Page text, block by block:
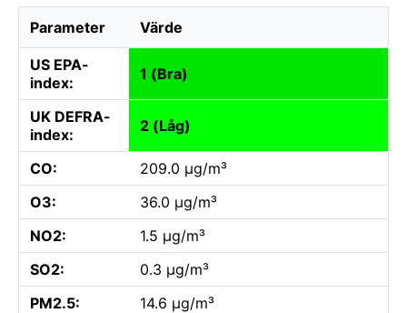
Parameter Värde
US EPA-
index:
1 (Bra)
UK DEFRA-
index:
2 (Låg)
CO:
209.0 µg/m³
O3:
36.0 µg/m³
NO2:
1.5 µg/m³
SO2:
0.3 µg/m³
PM2.5:
14.6 µg/m³